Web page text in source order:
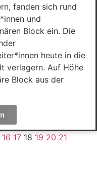
fanden sich rund
und
Block ein. Die
heute in die
verlagern. Auf Höhe
Block aus der
16 17 18 19 20 21